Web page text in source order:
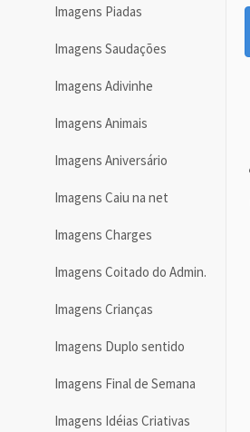
Imagens Piadas
Imagens Saudações
Imagens Adivinhe
Imagens Animais
Imagens Aniversário
Imagens Caiu na net
Imagens Charges
Imagens Coitado do Admin.
Imagens Crianças
Imagens Duplo sentido
Imagens Final de Semana
Imagens Idéias Criativas